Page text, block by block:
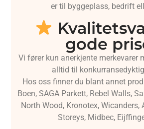
er til byggeplass, bedrift
gode
Vi fører kun anerkjente merkevarer
alltid til
Hos oss finner du blant annet
Boen, SAGA Parkett, Rebel Walls,
North Wood, Kronotex, Wicanders,
Storeys, Midbec,